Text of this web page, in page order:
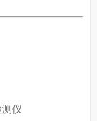
仪